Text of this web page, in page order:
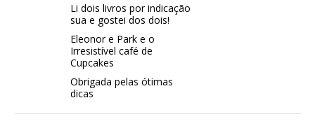
Li dois livros por indicação
sua e gostei dos dois!
Eleonor e Park e o
Irresistível café de
Cupcakes
Obrigada pelas ótimas
dicas